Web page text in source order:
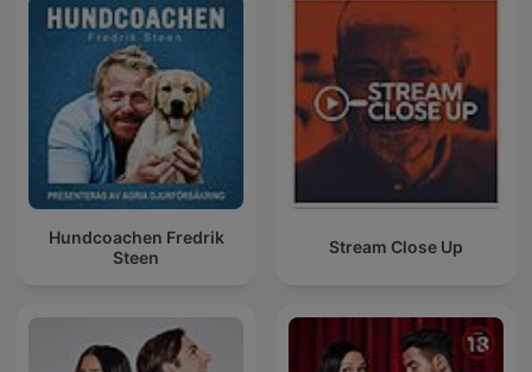
Hundcoachen Fredrik
Steen
Stream Close Up